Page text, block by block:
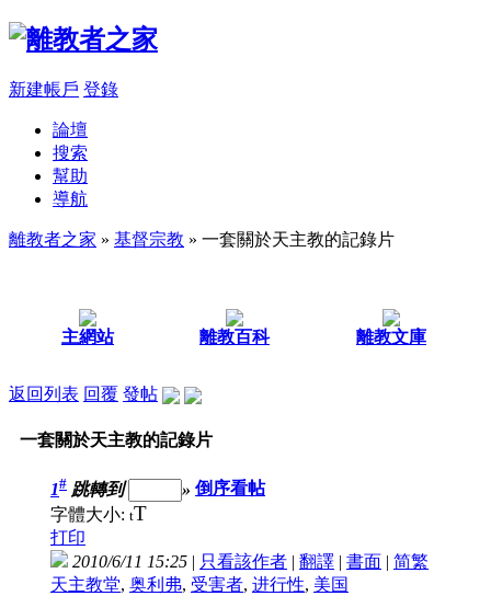
新建帳戶 登錄
論壇
搜索
幫助
導航
離教者之家 » 基督宗教 » 一套關於天主教的記錄片
主網站 離教百科 離教文庫
返回列表 回覆 發帖
一套關於天主教的記錄片
1# 跳轉到 » 倒序看帖
字體大小: tT
打印
2010/6/11 15:25 | 只看該作者 | 翻譯 | 書面 | 简繁
天主教堂, 奥利弗, 受害者, 进行性, 美国